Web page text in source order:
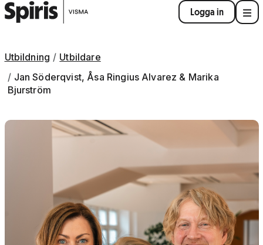
Logga in
Utbildning
Utbildare
Jan Söderqvist, Åsa Ringius Alvarez & Marika
Bjurström